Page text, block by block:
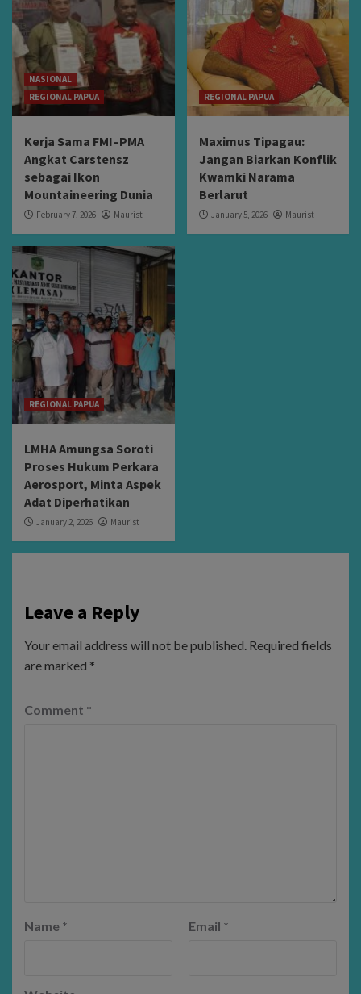
NASIONAL
REGIONAL PAPUA
Kerja Sama FMI–PMA
Angkat Carstensz
sebagai Ikon
Mountaineering Dunia
February 7, 2026 Maurist
REGIONAL PAPUA
Maximus Tipagau:
Jangan Biarkan Konflik
Kwamki Narama
Berlarut
January 5, 2026 Maurist
REGIONAL PAPUA
LMHA Amungsa Soroti
Proses Hukum Perkara
Aerosport, Minta Aspek
Adat Diperhatikan
January 2, 2026 Maurist
Leave a Reply
Your email address will not be published. Required fields
are marked *
Comment *
Name * Email *